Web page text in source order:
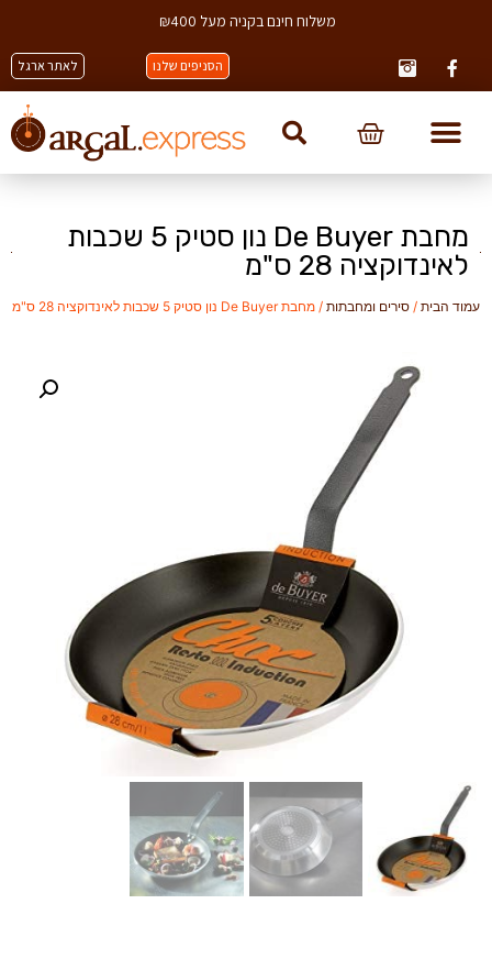
משלוח חינם בקניה מעל ₪400
הסניפים שלנו לאתר ארגל
מחבת De Buyer נון סטיק 5 שכבות
לאינדוקציה 28 ס"מ
עמוד הבית / סירים ומחבתות / מחבת De Buyer נון סטיק 5 שכבות לאינדוקציה 28 ס"מ